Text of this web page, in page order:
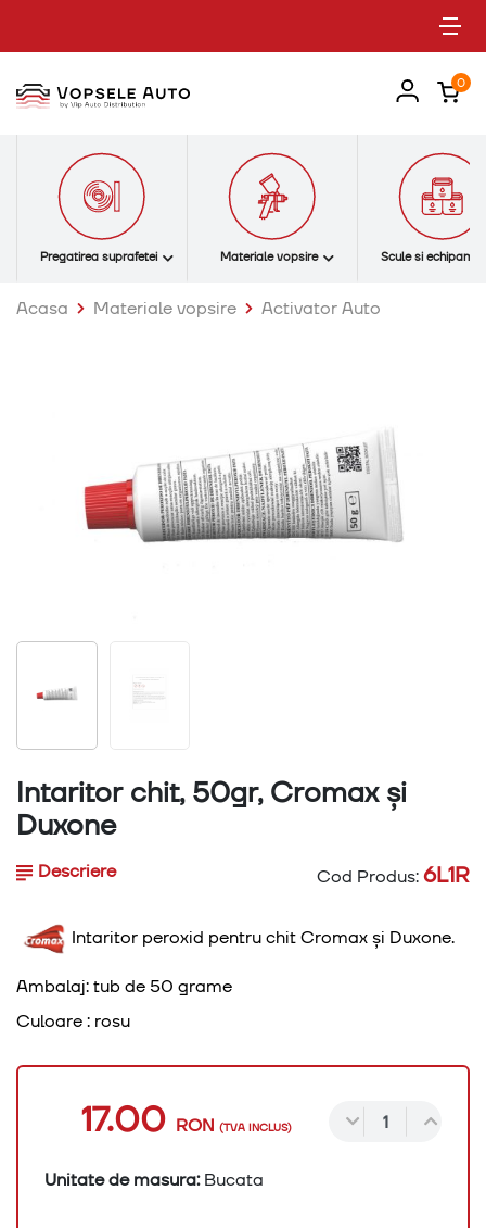
0
Pregatirea suprafetei Materiale vopsire Scule si
Acasa Materiale vopsire Activator Auto
Intaritor chit, 50gr, Cromax și
Duxone
Descriere Cod Produs:6L1R
Intaritor peroxid pentru chit Cromax și Duxone.
Ambalaj: tub de 50 grame
Culoare : rosu
17.00 RON (TVA INCLUS)
Unitate de masura:Bucata